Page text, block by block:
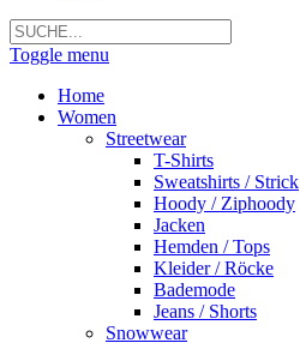
Toggle menu
Home
Women
Streetwear
T-Shirts
Sweatshirts / Strick
Hoody / Ziphoody
Jacken
Hemden / Tops
Kleider / Röcke
Bademode
Jeans / Shorts
Snowwear